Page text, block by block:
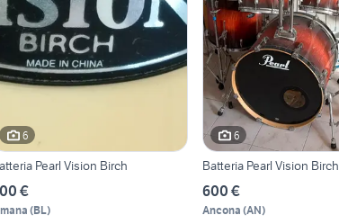
6
Pearl Vision Birch
€
(BL)
6
Batteria Pearl Vision Birch
600 €
Ancona (AN)